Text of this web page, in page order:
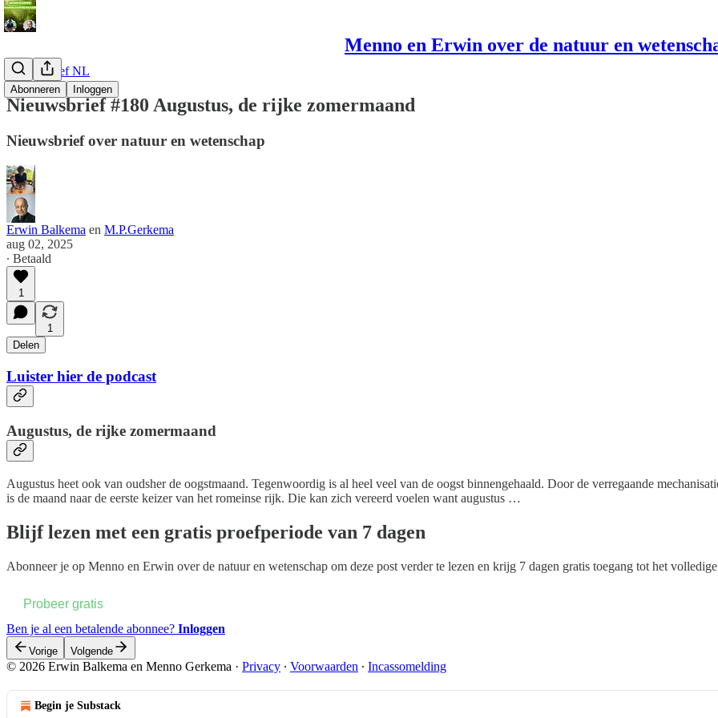
Menno en Erwin over de natuur en
Abonneren Inloggen
Nieuwsbrief NL
Nieuwsbrief #180 Augustus, de rijke zomermaand
Nieuwsbrief over natuur en wetenschap
Erwin Balkema en M.P.Gerkema
aug 02, 2025
∙ Betaald
1
1
Delen
Luister hier de podcast
Augustus, de rijke zomermaand
Augustus heet ook van oudsher de oogstmaand. Tegenwoordig is al heel veel van de oogst binnengehaald. Door de verregaande
is de maand naar de eerste keizer van het romeinse rijk. Die kan zich vereerd voelen want augustus …
Blijf lezen met een gratis proefperiode van 7 dagen
Abonneer je op Menno en Erwin over de natuur en wetenschap om deze post verder te lezen en krijg 7 dagen gratis toegang tot het
Probeer gratis
Ben je al een betalende abonnee? Inloggen
Vorige Volgende
© 2026 Erwin Balkema en Menno Gerkema · Privacy ∙ Voorwaarden ∙ Incassomelding
Begin je Substack